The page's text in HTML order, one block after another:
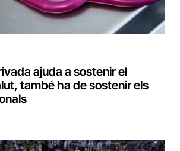
ajuda a sostenir el
també ha de sostenir els